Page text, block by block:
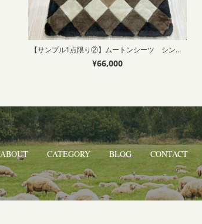
【サンプル1点限り②】ムートンシーツ シングル95×200㎝ 毛長22mm 50
¥66,000
ABOUT CATEGORY BLOG CONTACT